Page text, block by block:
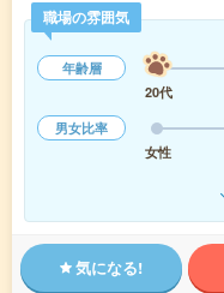
職場の雰囲気
年齢層
20代
男女比率
女性
気になる!